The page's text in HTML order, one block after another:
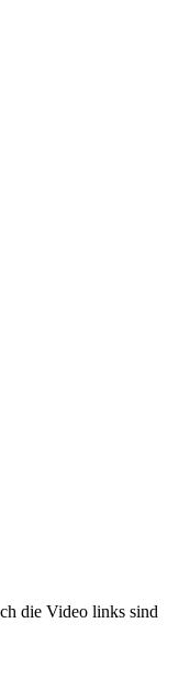
die Video links sind